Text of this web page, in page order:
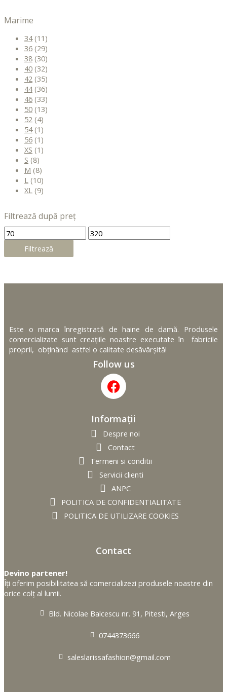
Marime
34 (11)
36 (29)
38 (30)
40 (32)
42 (35)
44 (36)
46 (33)
50 (13)
52 (4)
54 (1)
56 (1)
XS (1)
S (8)
M (8)
L (10)
XL (9)
Filtrează după preț
Filtrează
Este o marca înregistrată de haine de damă. Produsele
comercializate sunt creațiile noastre executate în fabricile
proprii, obținând astfel o calitate desăvârșită!
Follow us
Informații
Despre noi
Contact
Termeni si conditii
Servicii clienti
ANPC
POLITICA DE CONFIDENTIALITATE
POLITICA DE UTILIZARE COOKIES
Contact
Devino partener!
Îți oferim posibilitatea să comercializezi produsele noastre din
orice colț al lumii.
Bld. Nicolae Balcescu nr. 91, Pitesti, Arges
0744373666
saleslarissafashion@gmail.com